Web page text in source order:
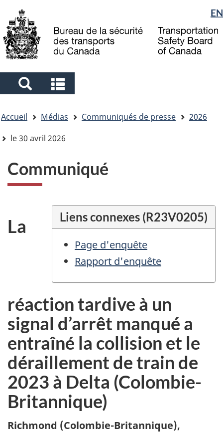
to
main
to
"About
government"
à
la
Sélection
de
la
langue
EN
Search
and
menus
and
menus
êtes
ici
Accueil Médias Communiqués de presse
2026
le 30 avril 2026
Communiqué
Liens connexes (R23V0205)
Page d'enquête
Rapport d'enquête
La
réaction tardive à un
signal d’arrêt manqué a
entraîné la collision et le
déraillement de train de
2023 à Delta (Colombie-
Britannique)
Richmond (Colombie-Britannique),